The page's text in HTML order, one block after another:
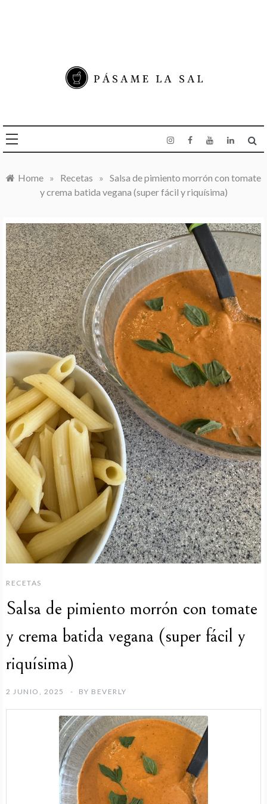
Home » Recetas » Salsa de pimiento morrón con tomate
y crema batida vegana (super fácil y riquísima)
RECETAS
Salsa de pimiento morrón con tomate
y crema batida vegana (super fácil y
riquísima)
2 JUNIO, 2025 BY BEVERLY